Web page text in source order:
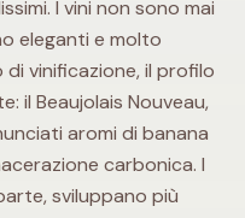
I vini non sono mai
eleganti e molto
vinificazione, il profilo
il Beaujolais Nouveau,
aromi di banana
carbonica. I
sviluppano più